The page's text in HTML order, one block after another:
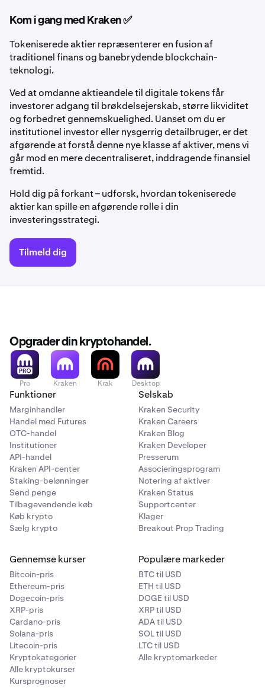
Kom i gang med Kraken ✅
Tokeniserede aktier repræsenterer en fusion af
traditionel finans og banebrydende blockchain-
teknologi.
Ved at omdanne aktieandele til digitale tokens får
investorer adgang til brøkdelsejerskab, større likviditet
og forbedret gennemskuelighed. Uanset om du er
institutionel investor eller nysgerrig detailbruger, er det
afgørende at forstå denne nye klasse af aktiver, mens vi
går mod en mere decentraliseret, inddragende finansiel
fremtid.
Hold dig på forkant – udforsk, hvordan tokeniserede
aktier kan spille en afgørende rolle i din
investeringsstrategi.
Tilmeld dig
Opgrader din kryptohandel.
Pro Kraken Krak Desktop
Funktioner
Marginhandler
Handel med Futures
OTC-handel
Institutioner
API-handel
Kraken API-center
Staking-belønninger
Send penge
Tilbagevendende køb
Køb krypto
Sælg krypto
Selskab
Kraken Security
Kraken Careers
Kraken Blog
Kraken Developer
Presserum
Associeringsprogram
Notering af aktiver
Kraken Status
Supportcenter
Klager
Breakout Prop Trading
Gennemse kurser
Bitcoin-pris
Ethereum-pris
Dogecoin-pris
XRP-pris
Cardano-pris
Solana-pris
Litecoin-pris
Kryptokategorier
Alle kryptokurser
Kursprognoser
Populære markeder
BTC til USD
ETH til USD
DOGE til USD
XRP til USD
ADA til USD
SOL til USD
LTC til USD
Alle kryptomarkeder